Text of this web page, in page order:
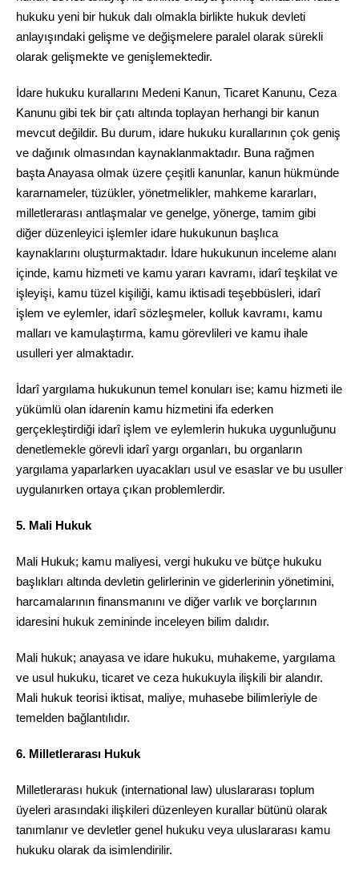
hukuku yeni bir hukuk dalı olmakla birlikte hukuk devleti
anlayışındaki gelişme ve değişmelere paralel olarak sürekli
olarak gelişmekte ve genişlemektedir.
İdare hukuku kurallarını Medeni Kanun, Ticaret Kanunu, Ceza
Kanunu gibi tek bir çatı altında toplayan herhangi bir kanun
mevcut değildir. Bu durum, idare hukuku kurallarının çok geniş
ve dağınık olmasından kaynaklanmaktadır. Buna rağmen
başta Anayasa olmak üzere çeşitli kanunlar, kanun hükmünde
kararnameler, tüzükler, yönetmelikler, mahkeme kararları,
milletlerarası antlaşmalar ve genelge, yönerge, tamim gibi
diğer düzenleyici işlemler idare hukukunun başlıca
kaynaklarını oluşturmaktadır. İdare hukukunun inceleme alanı
içinde, kamu hizmeti ve kamu yararı kavramı, idarî teşkilat ve
işleyişi, kamu tüzel kişiliği, kamu iktisadi teşebbüsleri, idarî
işlem ve eylemler, idarî sözleşmeler, kolluk kavramı, kamu
malları ve kamulaştırma, kamu görevlileri ve kamu ihale
usulleri yer almaktadır.
İdarî yargılama hukukunun temel konuları ise; kamu hizmeti ile
yükümlü olan idarenin kamu hizmetini ifa ederken
gerçekleştirdiği idarî işlem ve eylemlerin hukuka uygunluğunu
denetlemekle görevli idarî yargı organları, bu organların
yargılama yaparlarken uyacakları usul ve esaslar ve bu usuller
uygulanırken ortaya çıkan problemlerdir.
5. Mali Hukuk
Mali Hukuk; kamu maliyesi, vergi hukuku ve bütçe hukuku
başlıkları altında devletin gelirlerinin ve giderlerinin yönetimini,
harcamalarının finansmanını ve diğer varlık ve borçlarının
idaresini hukuk zemininde inceleyen bilim dalıdır.
Mali hukuk; anayasa ve idare hukuku, muhakeme, yargılama
ve usul hukuku, ticaret ve ceza hukukuyla ilişkili bir alandır.
Mali hukuk teorisi iktisat, maliye, muhasebe bilimleriyle de
temelden bağlantılıdır.
6. Milletlerarası Hukuk
Milletlerarası hukuk (international law) uluslararası toplum
üyeleri arasındaki ilişkileri düzenleyen kurallar bütünü olarak
tanımlanır ve devletler genel hukuku veya uluslararası kamu
hukuku olarak da isimlendirilir.